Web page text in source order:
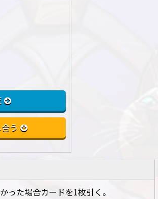
う
った場合カードを1枚引く。